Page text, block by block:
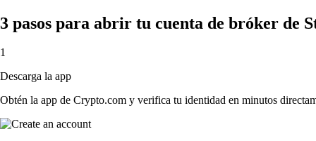
3 pasos para abrir tu cuenta de bróker de
1
Descarga la app
Obtén la app de Crypto.com y verifica tu identidad en minutos